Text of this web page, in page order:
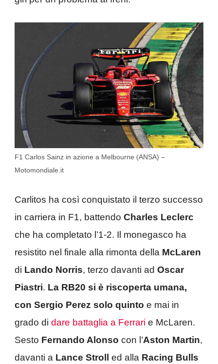
F1 Carlos Sainz in azione a Melbourne (ANSA) –
Motomondiale.it
Carlitos ha così conquistato il terzo successo
in carriera in F1, battendo Charles Leclerc
che ha completato l’1-2. Il monegasco ha
resistito nel finale alla rimonta della McLaren
di Lando Norris, terzo davanti ad Oscar
Piastri. La RB20 si è riscoperta umana,
con Sergio Perez solo quinto e mai in
grado di dare battaglia a Ferrari e McLaren.
Sesto Fernando Alonso con l’Aston Martin,
davanti a Lance Stroll ed alla Racing Bulls